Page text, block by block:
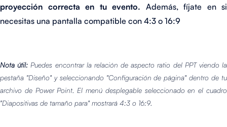
proyección correcta en tu evento. Además, fíjate en si
necesitas una pantalla compatible con 4:3 o 16:9
Nota útil: Puedes encontrar la relación de aspecto ratio del PPT viendo la
pestaña "Diseño" y seleccionando "Configuración de página" dentro de tu
archivo de Power Point. El menú desplegable seleccionado en el cuadro
"Diapositivas de tamaño para" mostrará 4:3 o 16:9.